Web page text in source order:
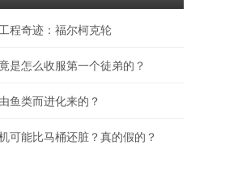
吗？答案
带着它们拼命逃亡
程奇迹：福尔柯克轮
是怎么收服第一个徒弟的？
鱼类而进化来的？
可能比马桶还脏？真的假的？